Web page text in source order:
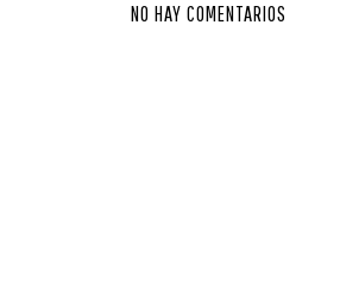
NO HAY COMENTARIOS